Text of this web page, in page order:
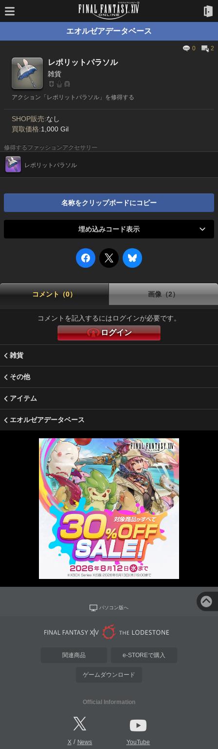
エオルゼアデータベース
0 2
レポリットパラソル
雑貨
アクション「レポリットパラソル」を修得する
SHOP販売:なし
買取価格:1,000 Gil
修得するファッションアクセサリー
レポリットパラソル
名称をクリップボードにコピー
埋め込みコード表示
コメント（0） 画像（2）
コメントを記入するにはログインが必要です。
ログイン
雑貨
その他
アイテム
エオルゼアデータベース
パソコン版へ
関連商品 e-STOREで購入
ゲームダウンロード
Official Information
X/ News YouTube